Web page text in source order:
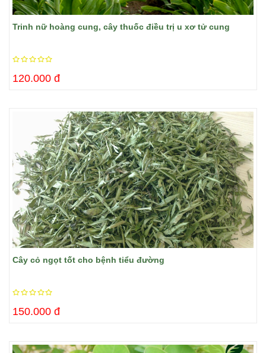
Trinh nữ hoàng cung, cây thuốc điều trị u xơ tử cung
120.000 đ
Cây cỏ ngọt tốt cho bệnh tiểu đường
150.000 đ